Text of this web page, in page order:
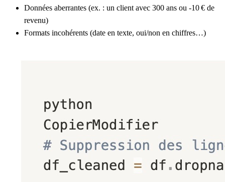
Données aberrantes (ex. : un client avec 300 ans ou -10 € de
revenu)
Formats incohérents (date en texte, oui/non en chiffres…)